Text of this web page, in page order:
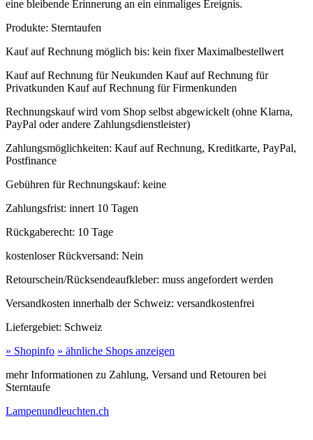
eine bleibende Erinnerung an ein einmaliges Ereignis.
Produkte: Sterntaufen
Kauf auf Rechnung möglich bis: kein fixer Maximalbestellwert
Kauf auf Rechnung für Neukunden Kauf auf Rechnung für
Privatkunden Kauf auf Rechnung für Firmenkunden
Rechnungskauf wird vom Shop selbst abgewickelt (ohne Klarna,
PayPal oder andere Zahlungsdienstleister)
Zahlungsmöglichkeiten: Kauf auf Rechnung, Kreditkarte, PayPal,
Postfinance
Gebühren für Rechnungskauf: keine
Zahlungsfrist: innert 10 Tagen
Rückgaberecht: 10 Tage
kostenloser Rückversand: Nein
Retourschein/Rücksendeaufkleber: muss angefordert werden
Versandkosten innerhalb der Schweiz: versandkostenfrei
Liefergebiet: Schweiz
» Shopinfo » ähnliche Shops anzeigen
mehr Informationen zu Zahlung, Versand und Retouren bei
Sterntaufe
Lampenundleuchten.ch